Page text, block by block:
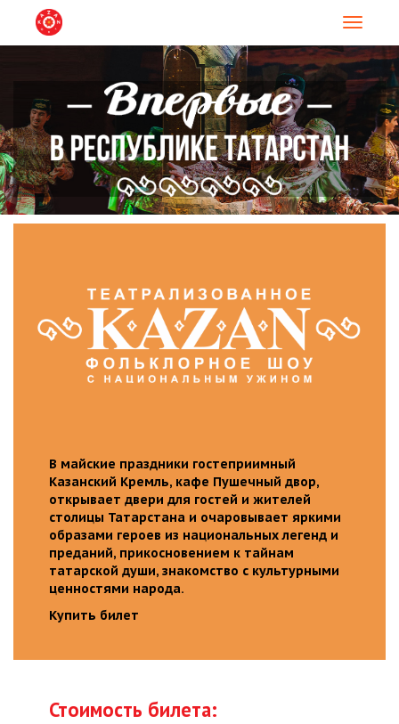
В майские праздники гостеприимный
Казанский Кремль, кафе Пушечный двор,
открывает двери для гостей и жителей
столицы Татарстана и очаровывает яркими
образами героев из национальных легенд и
преданий, прикосновением к тайнам
татарской души, знакомство с культурными
ценностями народа.
Купить билет
Стоимость билета: